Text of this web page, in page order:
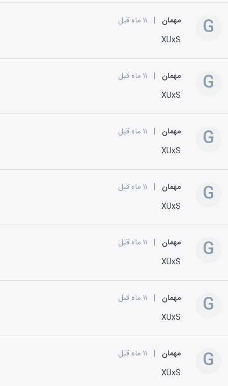
G مهمان | ۱۱ ماه قبل
XUxS
G مهمان | ۱۱ ماه قبل
XUxS
G مهمان | ۱۱ ماه قبل
XUxS
G مهمان | ۱۱ ماه قبل
XUxS
G مهمان | ۱۱ ماه قبل
XUxS
G مهمان | ۱۱ ماه قبل
XUxS
G مهمان | ۱۱ ماه قبل
XUxS